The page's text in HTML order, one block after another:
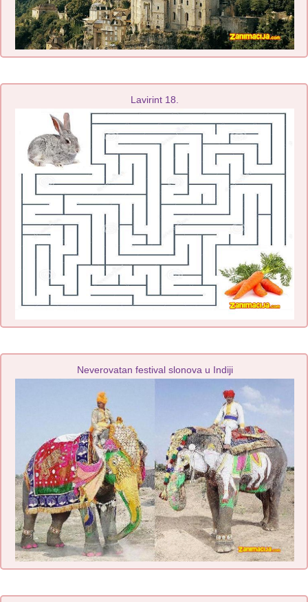
Lavirint 18.
Neverovatan festival slonova u Indiji